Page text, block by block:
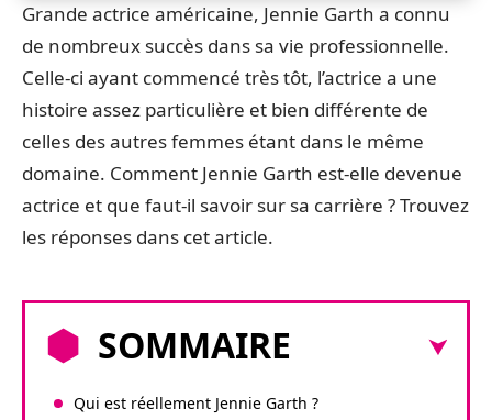
Grande actrice américaine, Jennie Garth a connu
de nombreux succès dans sa vie professionnelle.
Celle-ci ayant commencé très tôt, l’actrice a une
histoire assez particulière et bien différente de
celles des autres femmes étant dans le même
domaine. Comment Jennie Garth est-elle devenue
actrice et que faut-il savoir sur sa carrière ? Trouvez
les réponses dans cet article.
SOMMAIRE
Qui est réellement Jennie Garth ?